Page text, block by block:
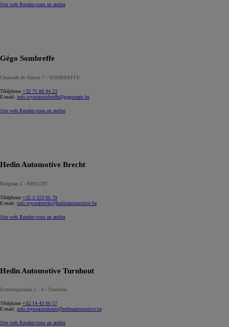
Site web Rendez-vous en atelier
Gégo Sombreffe
Chaussée de Namur 7 - SOMBREFFE
Téléphone +32 71 88 84 23
E-mail: info.toyotasombreffe@gegoteam.be
Site web Rendez-vous en atelier
Hedin Automotive Brecht
Ringlaan 2 - BRECHT
Téléphone +32 3 313 05 79
E-mail: info.toyotabrecht@hedinautomotive.be
Site web Rendez-vous en atelier
Hedin Automotive Turnhout
Everdongenlaan 2 - 4 - Turnhout
Téléphone +32 14 43 00 57
E-mail: info.toyotaturnhout@hedinautomotive.be
Site web Rendez-vous en atelier